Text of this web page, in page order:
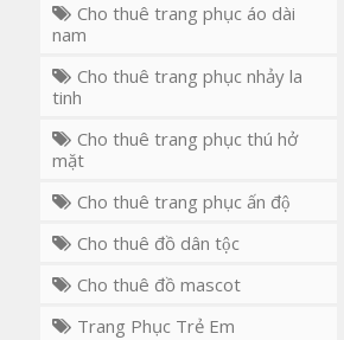
Cho thuê trang phục áo dài
nam
Cho thuê trang phục nhảy la
tinh
Cho thuê trang phục thú hở
mặt
Cho thuê trang phục ấn độ
Cho thuê đồ dân tộc
Cho thuê đồ mascot
Trang Phục Trẻ Em